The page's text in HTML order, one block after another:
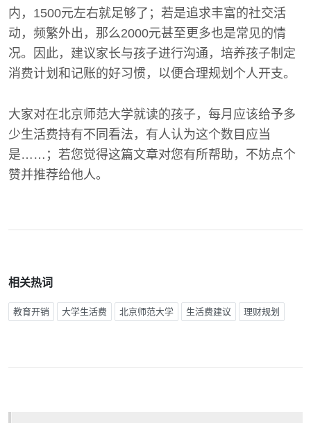
内，1500元左右就足够了；若是追求丰富的社交活
动，频繁外出，那么2000元甚至更多也是常见的情
况。因此，建议家长与孩子进行沟通，培养孩子制定
消费计划和记账的好习惯，以便合理规划个人开支。
大家对在北京师范大学就读的孩子，每月应该给予多
少生活费持有不同看法，有人认为这个数目应当
是……；若您觉得这篇文章对您有所帮助，不妨点个
赞并推荐给他人。
相关热词
教育开销 大学生活费 北京师范大学 生活费建议 理财规划